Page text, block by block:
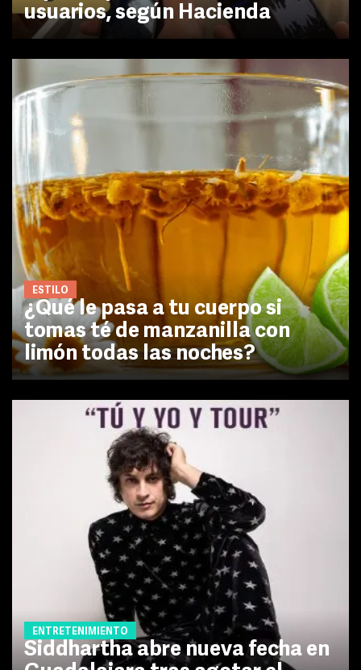
usuarios, según Hacienda
ESTILO
¿Qué le pasa a tu cuerpo si
tomas té de manzanilla con
limón todas las noches?
ENTRETENIMIENTO
Siddhartha abre nueva fecha en